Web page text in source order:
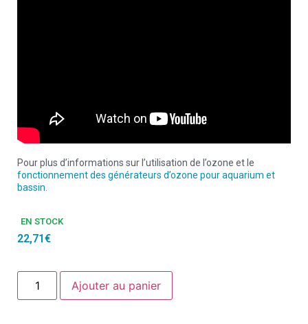
Pour plus d’informations sur l’utilisation de l’ozone et le
fonctionnement des générateurs d’ozone pour aquarium et
bassin.
EN STOCK
22,71€
Ajouter au panier